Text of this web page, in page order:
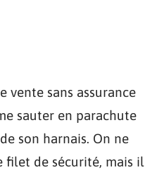
vente sans assurance
sauter en parachute
son harnais. On ne
filet de sécurité, mais il